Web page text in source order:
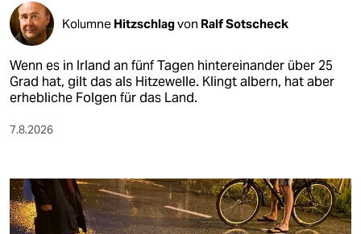
Kolumne Hitzschlagvon Ralf Sotscheck
Wenn es in Irland an fünf Tagen hintereinander über 25
Grad hat, gilt das als Hitzewelle. Klingt albern, hat aber
erhebliche Folgen für das Land.
7.8.2026